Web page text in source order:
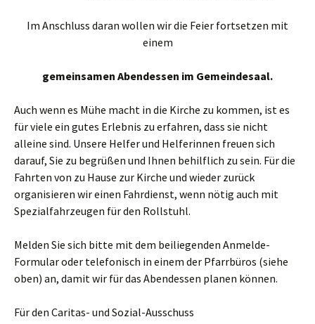
Im Anschluss daran wollen wir die Feier fortsetzen mit
einem
gemeinsamen Abendessen im Gemeindesaal.
Auch wenn es Mühe macht in die Kirche zu kommen, ist es
für viele ein gutes Erlebnis zu erfahren, dass sie nicht
alleine sind. Unsere Helfer und Helferinnen freuen sich
darauf, Sie zu begrüßen und Ihnen behilflich zu sein. Für die
Fahrten von zu Hause zur Kirche und wieder zurück
organisieren wir einen Fahrdienst, wenn nötig auch mit
Spezialfahrzeugen für den Rollstuhl.
Melden Sie sich bitte mit dem beiliegenden Anmelde-
Formular oder telefonisch in einem der Pfarrbüros (siehe
oben) an, damit wir für das Abendessen planen können.
Für den Caritas- und Sozial-Ausschuss